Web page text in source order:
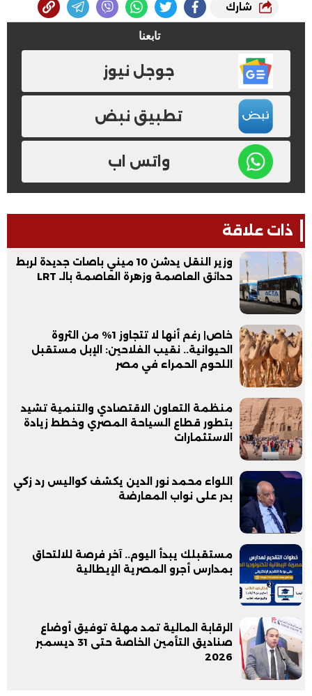
شارك
تابعنا
جوجل نيوز
تطبيق نبض
واتس اب
ذات علاقة
وزير النقل يدشن 10 ميني باصات جديدة لربط
حدائق العاصمة وزهرة العاصمة بالـ LRT
خاص| رغم أنها لا تتجاوز 1% من الثروة
الحيوانية.. نقيب الفلاحين: الإبل مستقبل
اللحوم الحمراء في مصر
منظمة التعاون الاقتصادي والتنمية تشيد
بتطور قطاع السياحة المصري وخطط زيادة
الاستثمارات
اللواء محمد نور الدين يكشف كواليس رد زكي
بدر على نواب المعارضة
مستقبلك يبدأ اليوم.. آخر فرصة للالتحاق
بمدارس أجرو المصرية الإيطالية
الرقابة المالية تمد مهلة توفيق أوضاع
صناديق التأمين الخاصة حتى 31 ديسمبر
2026